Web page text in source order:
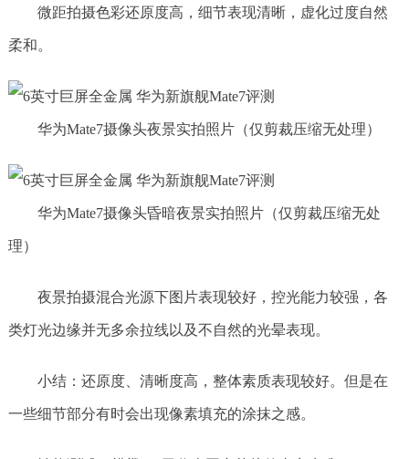
微距拍摄色彩还原度高，细节表现清晰，虚化过度自然
柔和。
华为Mate7摄像头夜景实拍照片（仅剪裁压缩无处理）
华为Mate7摄像头昏暗夜景实拍照片（仅剪裁压缩无处
理）
夜景拍摄混合光源下图片表现较好，控光能力较强，各
类灯光边缘并无多余拉线以及不自然的光晕表现。
小结：还原度、清晰度高，整体素质表现较好。但是在
一些细节部分有时会出现像素填充的涂抹之感。